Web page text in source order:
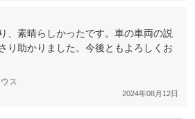
、素晴らしかったです。車の車両の説
り助かりました。今後ともよろしくお
ス
2024年08月12日